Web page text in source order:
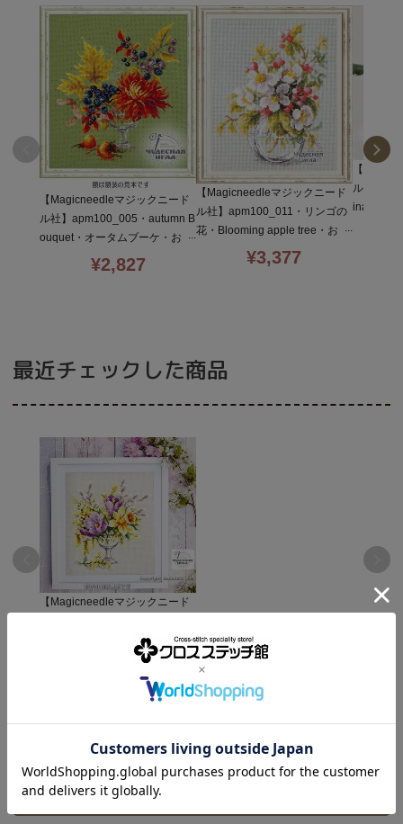
【Magicneedleマジックニード
ル社】apm100_005・autumn B
ouquet・オータムブーケ・お
花・クロスステッチキット・14
CT・20×23・旧パッケージ・G
¥2,827
【Magicneedleマジックニード
ル社】apm100_011・リンゴの
花・Blooming apple tree・お
花・クロスステッチキット・14
CT・18×23・GAMMA糸使用
¥3,377
【
ル社】
ina・ロサ
最近チェックした商品
【Magicneedleマジックニード
スと水仙・Spring bouquets・
お花・クロスステッチキット・
14CT・20×23・GAMMA糸使用
2,860
商品レビュー